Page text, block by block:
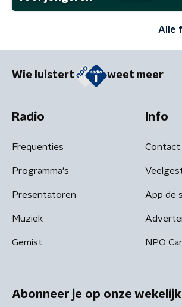
Alle
Wie luistert weet meer
Radio
Frequenties
Programma's
Presentatoren
Muziek
Gemist
Info
Contact
App de
NPO
Abonneer je op onze